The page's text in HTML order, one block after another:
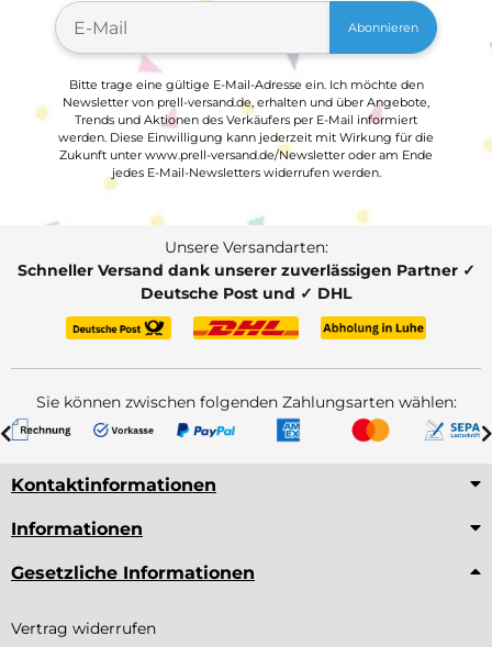
Abonnieren
Bitte trage eine gültige E-Mail-Adresse ein. Ich möchte den
Newsletter von prell-versand.de, erhalten und über Angebote,
Trends und Aktionen des Verkäufers per E-Mail informiert
werden. Diese Einwilligung kann jederzeit mit Wirkung für die
Zukunft unter www.prell-versand.de/Newsletter oder am Ende
jedes E-Mail-Newsletters widerrufen werden.
Unsere Versandarten:
Schneller Versand dank unserer zuverlässigen Partner ✓
Deutsche Post und ✓ DHL
Sie können zwischen folgenden Zahlungsarten wählen:
Kontaktinformationen
Informationen
Gesetzliche Informationen
Vertrag widerrufen